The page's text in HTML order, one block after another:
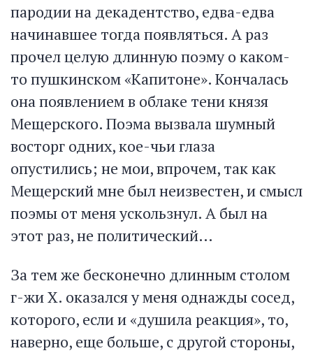
пародии на декадентство, едва-едва
начинавшее тогда появляться. А раз
прочел целую длинную поэму о каком-
то пушкинском «Капитоне». Кончалась
она появлением в облаке тени князя
Мещерского. Поэма вызвала шумный
восторг одних, кое-чьи глаза
опустились; не мои, впрочем, так как
Мещерский мне был неизвестен, и смысл
поэмы от меня ускользнул. А был на
этот раз, не политический…
За тем же бесконечно длинным столом
г-жи X. оказался у меня однажды сосед,
которого, если и «душила реакция», то,
наверно, еще больше, с другой стороны,